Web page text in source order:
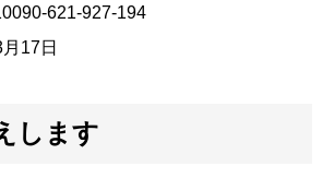
621-927-194
17日
します